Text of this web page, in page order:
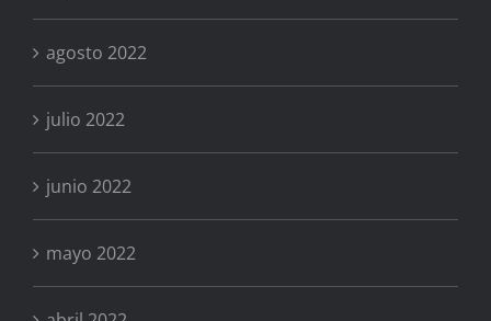
agosto 2022
julio 2022
junio 2022
mayo 2022